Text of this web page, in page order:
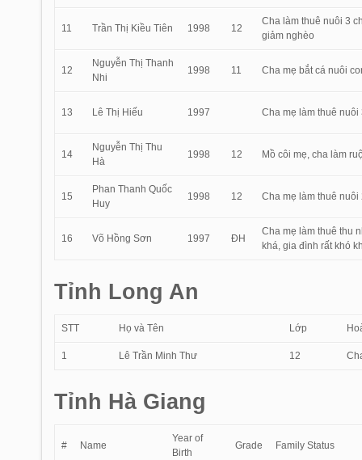
11 Trần Thị Kiều Tiên 1998 12
Cha làm thuê nuôi 3
giảm nghèo
12
Nguyễn Thị Thanh
Nhi
1998 11 Cha mẹ bắt cá nuôi
13 Lê Thị Hiếu 1997 Cha mẹ làm thuê
14
Nguyễn Thị Thu
Hà
1998 12 Mồ côi mẹ, cha làm
15
Phan Thanh Quốc
Huy
1998 12 Cha mẹ làm thuê
16 Võ Hồng Sơn 1997 ĐH
Cha mẹ làm thuê thu
khá, gia đình rất khó
Tỉnh Long An
STT Họ và Tên Lớp
1 Lê Trần Minh Thư 12
Tỉnh Hà Giang
# Name
Year of
Birth
Grade Family Status